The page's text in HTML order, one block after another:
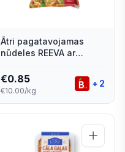
Ātri pagatavojamas
nūdeles REEVA ar
€0.85
€10.00/kg
+ 2